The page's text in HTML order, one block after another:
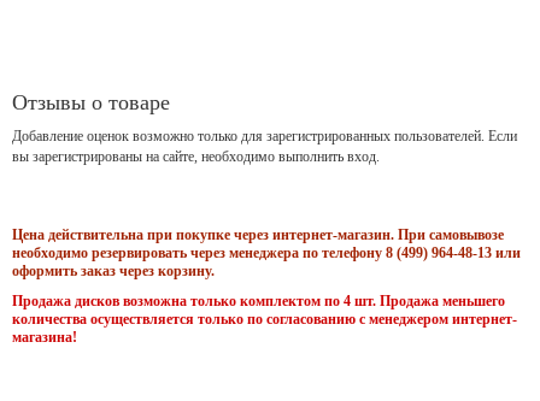
Отзывы о товаре
Добавление оценок возможно только для зарегистрированных пользователей. Если
вы зарегистрированы на сайте, необходимо выполнить вход.
Цена действительна при покупке через интернет-магазин. При самовывозе
необходимо резервировать через менеджера по телефону 8 (499) 964-48-13 или
оформить заказ через корзину.
Продажа дисков возможна только комплектом по 4 шт. Продажа меньшего
количества осуществляется только по согласованию с менеджером интернет-
магазина!